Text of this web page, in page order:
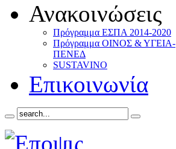
Ανακοινώσεις
Πρόγραμμα ΕΣΠΑ 2014-2020
Πρόγραμμα ΟΙΝΟΣ & ΥΓΕΙΑ-
ΠΕΝΕΔ
SUSTAVINO
Επικοινωνία